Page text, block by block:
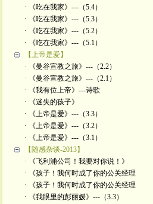
· 《吃在我家》---（5.4）
· 《吃在我家》---（5.3）
· 《吃在我家》---（5.2）
· 《吃在我家》---（5.1）
【上帝是爱】
· 《曼谷宣教之旅》---（2.2）
· 《曼谷宣教之旅》---（2.1）
· 《我有位上帝》---诗歌
· 《迷失的孩子》
· 《上帝是爱》---（3.3）
· 《上帝是爱》---（3.2）
· 《上帝是爱》---（3.1）
【随感杂谈-2013】
· 《飞利浦公司！我要对你说！》
· 《孩子！我何时成了你的公关经理
· 《孩子！我何时成了你的公关经理
· 《我眼里的彭丽媛》---（3.3）